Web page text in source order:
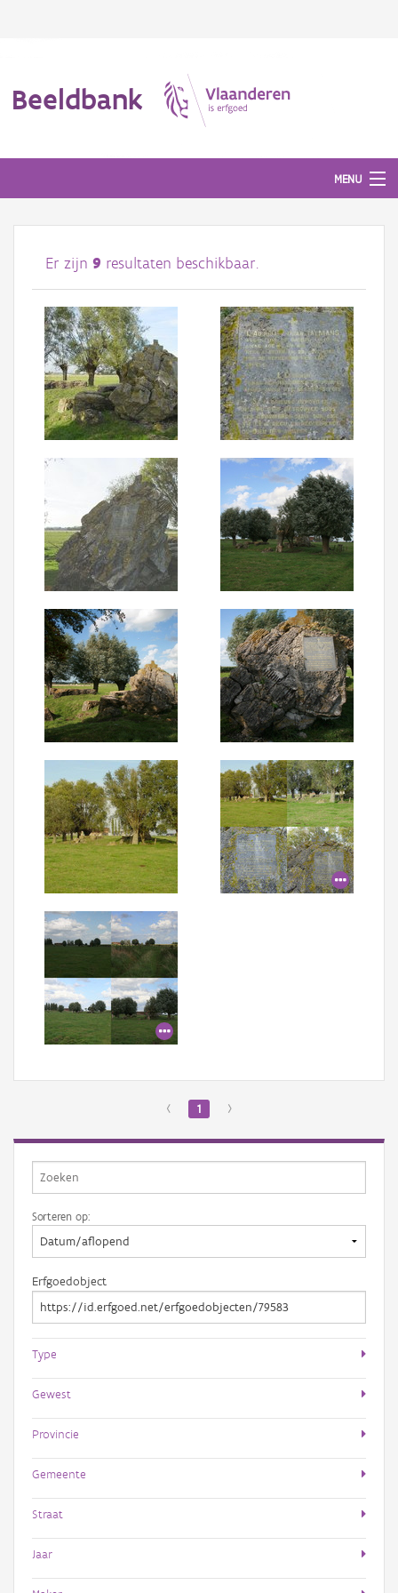
Beeldbank
MENU
Afbeeldingen
#BeeldIndeKijker
Hergebruik
Over ons
Aanmelden
Er zijn 9 resultaten beschikbaar.
‹ 1 ›
Sorteren op:
Erfgoedobject
Type
Gewest
Provincie
Gemeente
Straat
Jaar